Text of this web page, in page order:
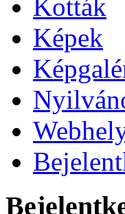
Kották
Képek